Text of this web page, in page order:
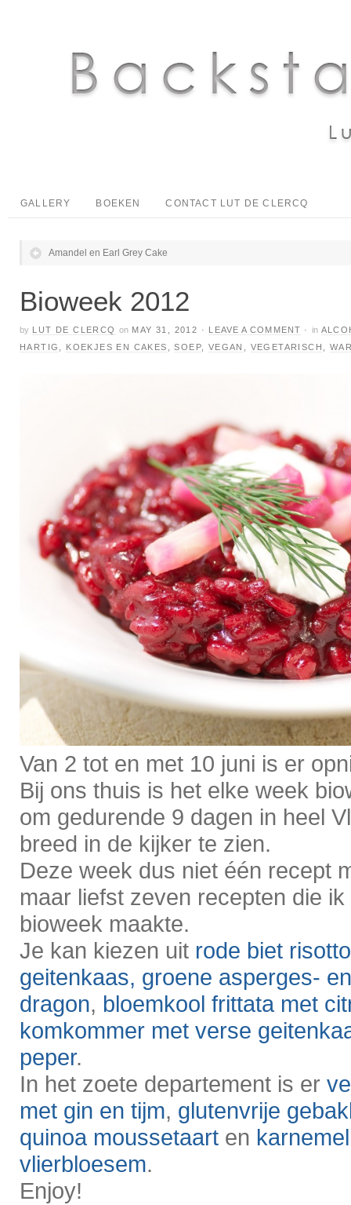
GALLERY BOEKEN CONTACT LUT DE CLERCQ
Amandel en Earl Grey Cake
Bioweek 2012
by LUT DE CLERCQ on MAY 31, 2012 · LEAVE A COMMENT · in
HARTIG
KOEKJES EN CAKES ,SOEP VEGAN VEGETARISCH
Van 2 tot en met 10 juni is er
Bij ons thuis is het elke week
om gedurende 9 dagen in heel
breed in de kijker te zien.
Deze week dus niet één recept
maar liefst zeven recepten die
bioweek maakte.
Je kan kiezen uit rode biet
geitenkaas, groene asperges-
dragon, bloemkool frittata met
komkommer met verse
peper.
In het zoete departement is er
met gin en tijm, glutenvrije
quinoa moussetaart en
vlierbloesem.
Enjoy!